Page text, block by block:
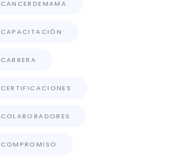
CANCERDEMAMA
CAPACITACIÓN
CARRERA
CERTIFICACIONES
COLABORADORES
COMPROMISO